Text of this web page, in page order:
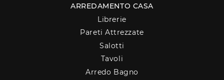
ARREDAMENTO CASA
Librerie
Pareti Attrezzate
Salotti
Tavoli
Arredo Bagno